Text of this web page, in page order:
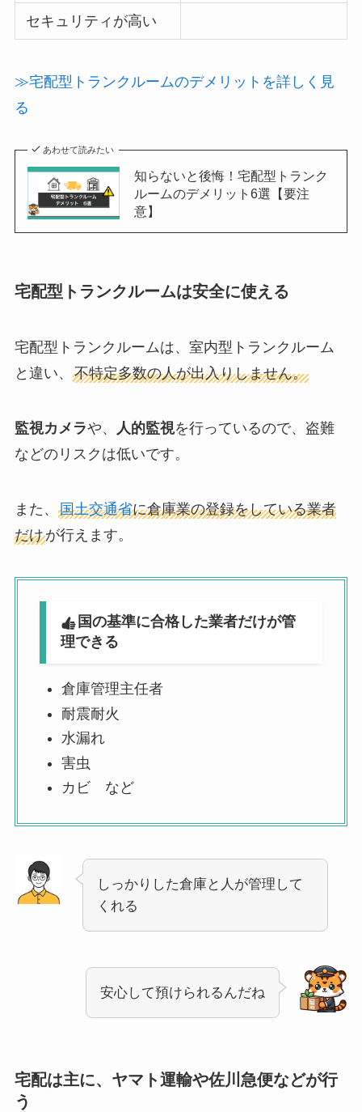
セキュリティが高い
≫宅配型トランクルームのデメリットを詳しく見
る
あわせて読みたい
知らないと後悔！宅配型トランク
ルームのデメリット6選【要注
意】
宅配型トランクルームは安全に使える
宅配型トランクルームは、室内型トランクルーム
と違い、 不特定多数の人が出入りしません。
監視カメラや、 人的監視を行っているので、盗難
などのリスクは低いです。
また、 国土交通省に倉庫業の登録をしている業者
だけが行えます。
国の基準に合格した業者だけが管
理できる
倉庫管理主任者
耐震耐火
水漏れ
害虫
カビ など
しっかりした倉庫と人が管理して
くれる
安心して預けられるんだね
宅配は主に、ヤマト運輸や佐川急便などが行
う